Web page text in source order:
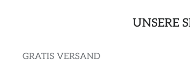
UNSERE
GRATIS VERSAND